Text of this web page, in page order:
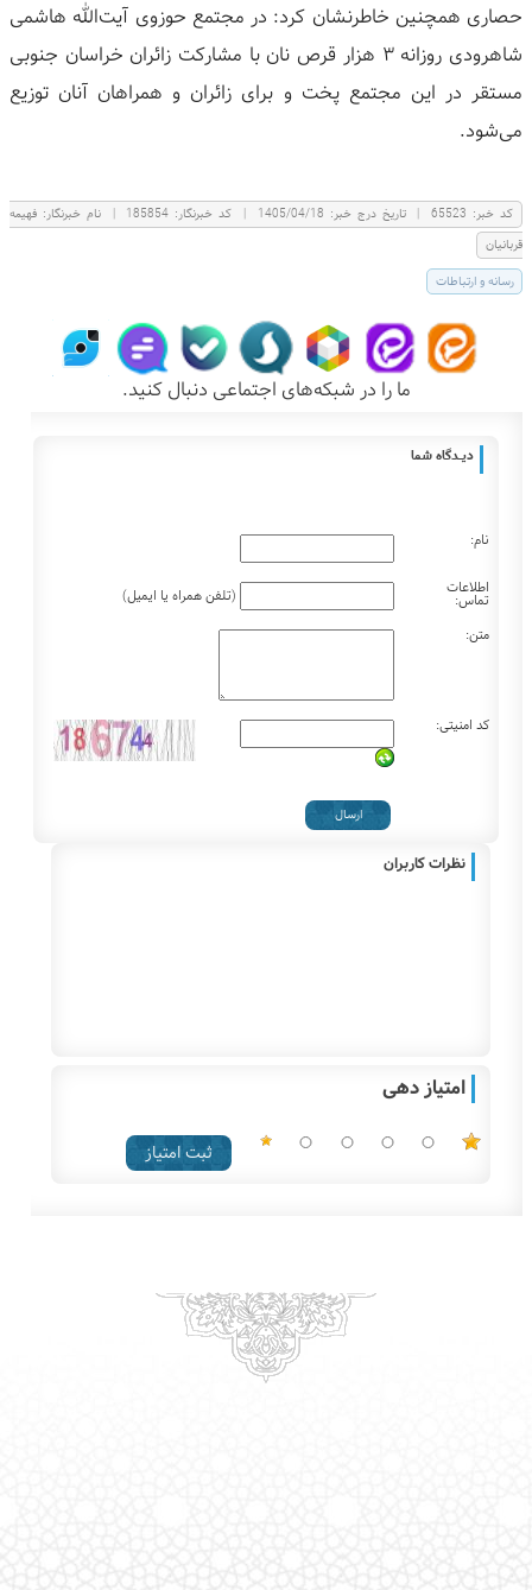
حصاری همچنین خاطرنشان کرد: در مجتمع حوزوی آیت‌الله هاشمی
شاهرودی روزانه ۳ هزار قرص نان با مشارکت زائران خراسان جنوبی
مستقر در این مجتمع پخت و برای زائران و همراهان آنان توزیع
می‌شود.
كد خبر: 65523
| تاریخ درج خبر: 1405/04/18
| کد خبرنگار: 185854
| نام خبرنگار: فهيمه
قربانيان
رسانه و ارتباطات
ما را در شبکه‌های اجتماعی دنبال کنید.
دیـــدگاه شما
نام:
اطلاعات
تماس:
(تلفن همراه یا ایمیل)
متن:
کد امنیتی:
نظرات کاربران
امتیاز دهی